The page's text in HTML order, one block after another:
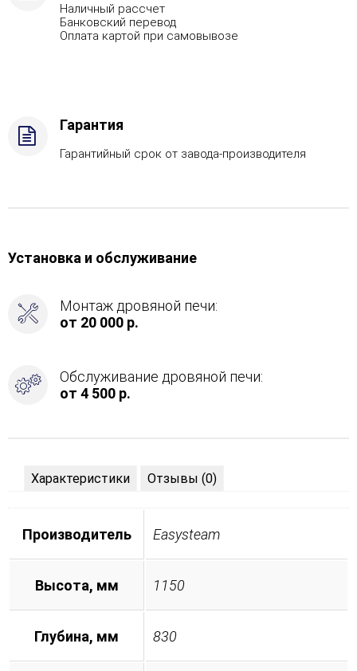
Наличный рассчет
Банковский перевод
Оплата картой при самовывозе
Гарантия
Гарантийный срок от завода-производителя
Установка и обслуживание
Монтаж дровяной печи:
от 20 000 р.
Обслуживание дровяной печи:
от 4 500 р.
Характеристики Отзывы (0)
Производитель Easysteam
Высота, мм 1150
Глубина, мм 830